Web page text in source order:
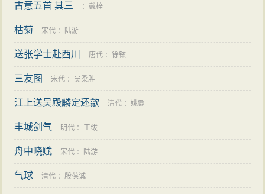
古意五首 其三 ：戴梓
枯菊 宋代 ： 陆游
送张学士赴西川 唐代 ：徐铉
三友图 宋代 ：吴柔胜
江上送吴殿麟定还歙 清代 ：姚鼐
丰城剑气 明代 ：王绂
舟中晓赋 宋代 ： 陆游
气球 清代 ：殷葆诚